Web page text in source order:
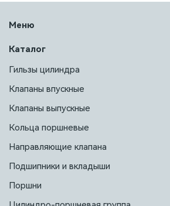
Меню
Каталог
Гильзы цилиндра
Клапаны впускные
Клапаны выпускные
Кольца поршневые
Направляющие клапана
Подшипники и вкладыши
Поршни